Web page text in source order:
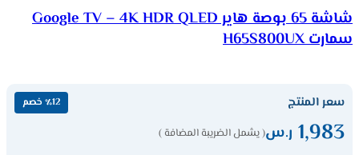
شاشة 65 بوصة هاير Google TV – 4K HDR QLED
سمارت H65S800UX
سعر المنتج ٪12 خصم
1,983 ر.س( يشمل الضريبة المضافة )